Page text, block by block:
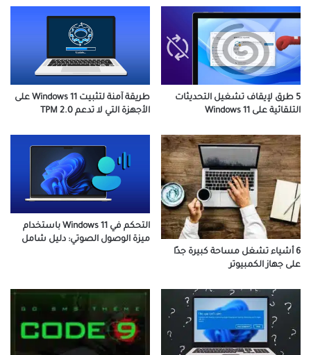
5 طرق لإيقاف تشغيل التحديثات
التلقائية على Windows 11
طريقة آمنة لتثبيت Windows 11 على
الأجهزة التي لا تدعم TPM 2.0
6 أشياء تشغل مساحة كبيرة جدًا
على جهاز الكمبيوتر
التحكم في Windows 11 باستخدام
ميزة الوصول الصوتي: دليل شامل